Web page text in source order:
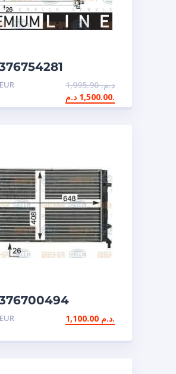
1,995.90د.م.
1,500.00د.م.
1,100.00 د.م.